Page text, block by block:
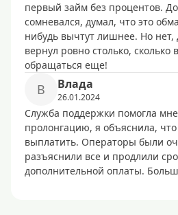
первый займ без процентов.
сомневался, думал, что это
нибудь вычтут лишнее. Но нет,
вернул ровно столько,
обращаться еще!
В Влада
26.01.2024
Служба поддержки помогла
пролонгацию, я объяснила,
выплатить. Операторы были
разъяснили все и продлили
дополнительной оплаты.